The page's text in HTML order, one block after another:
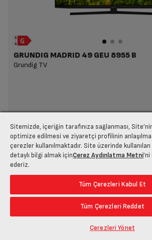
GRUNDIG MADRID 49 GEU 8955 B
Grundig TV
Sitemizde, içeriğin tarafınıza sağlanması,
optimize edilmesi ve ziyaretçi profilinin
çerezler kullanılmaktadır. Site üzerinde
detaylı bilgi almak içinÇerez Aydınlatma Metni
ederiz.
Tüm Çerezleri Kabul Et
Tüm Çerezleri Reddet
Çerezleri Yönet